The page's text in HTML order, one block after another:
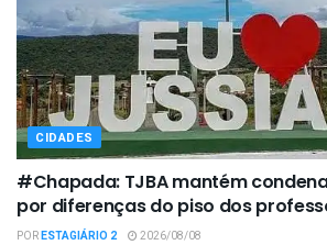
CIDADES
#Chapada: TJBA mantém
por diferenças do piso dos
PORESTAGIÁRIO 2 2026/08/08